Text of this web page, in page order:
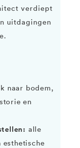
verdiept
uitdagingen
naar bodem,
en
alle
esthetische